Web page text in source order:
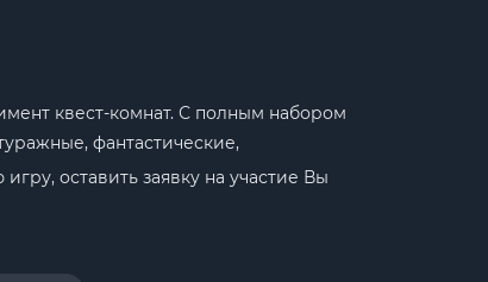
квест-комнат. С полным набором
фантастические,
оставить заявку на участие Вы